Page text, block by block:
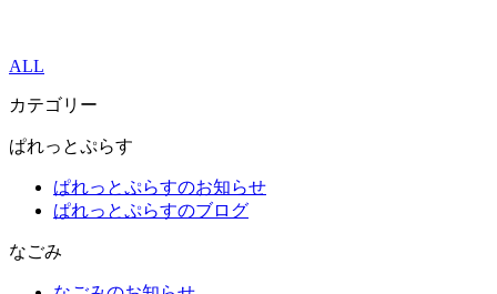
ALL
カテゴリー
ぱれっとぷらす
ぱれっとぷらすのお知らせ
ぱれっとぷらすのブログ
なごみ